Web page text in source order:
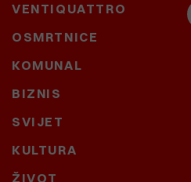
VENTIQUATTRO
OSMRTNICE
KOMUNAL
BIZNIS
SVIJET
KULTURA
ŽIVOT